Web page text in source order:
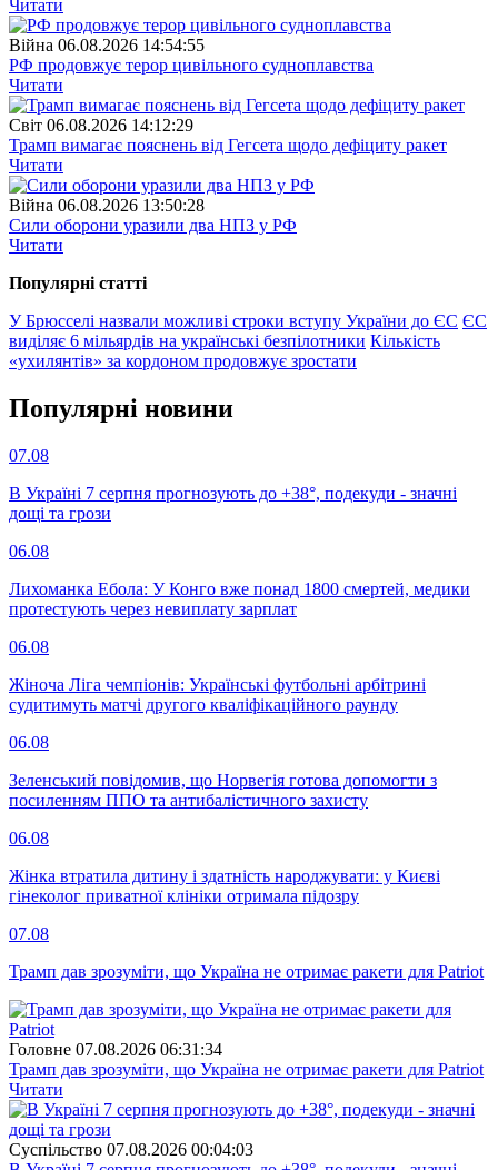
Читати
Війна 06.08.2026 14:54:55
РФ продовжує терор цивільного судноплавства
Читати
Свiт 06.08.2026 14:12:29
Трамп вимагає пояснень від Гегсета щодо дефіциту ракет
Читати
Війна 06.08.2026 13:50:28
Сили оборони уразили два НПЗ у РФ
Читати
Популярнi статтi
У Брюсселі назвали можливі строки вступу України до ЄС ЄС
виділяє 6 мільярдів на українські безпілотники Кількість
«ухилянтів» за кордоном продовжує зростати
Популярнi новини
07.08
В Україні 7 серпня прогнозують до +38°, подекуди - значні
дощі та грози
06.08
Лихоманка Ебола: У Конго вже понад 1800 смертей, медики
протестують через невиплату зарплат
06.08
Жіноча Ліга чемпіонів: Українські футбольні арбітрині
судитимуть матчі другого кваліфікаційного раунду
06.08
Зеленський повідомив, що Норвегія готова допомогти з
посиленням ППО та антибалістичного захисту
06.08
Жінка втратила дитину і здатність народжувати: у Києві
гінеколог приватної клініки отримала підозру
07.08
Трамп дав зрозуміти, що Україна не отримає ракети для Patriot
Головне 07.08.2026 06:31:34
Трамп дав зрозуміти, що Україна не отримає ракети для Patriot
Читати
Суспiльство 07.08.2026 00:04:03